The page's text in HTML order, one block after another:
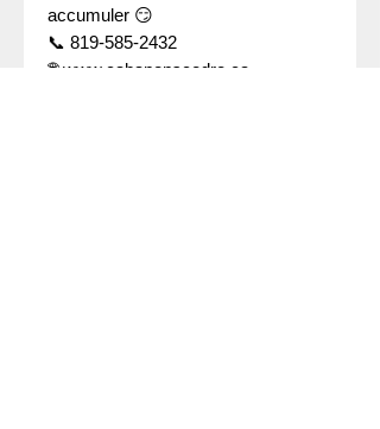
accumuler 😏
📞 819-585-2432
🌐 www.cabanonscedre.ca